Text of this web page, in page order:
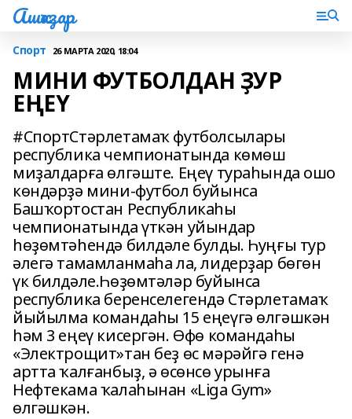
Ашҡаҙар
Спорт 26 МАРТА 2020, 18:04
МИНИ ФУТБОЛДАН ҘУР
ЕҢЕҮ
#СпортСтәрлетамаҡ футболсылары
республика чемпионатында көмөш
миҙалдарға өлгәште. Еңеү тураһында ошо
көндәрҙә мини-футбол буйынса
Башҡортостан Республикаһы
чемпионатында үткән уйындар
һөҙөмтәһендә билдәле булды. Һуңғы тур
әлегә тамамланмаһа ла, лидерҙар бөгөн
үк билдәле.Һөҙөмтәләр буйынса
республика беренселегендә Стәрлетамаҡ
йыйылма командаһы 15 еңеүгә өлгәшкән
һәм 3 еңеү кисергән. Өфө командаһы
«Электрощит»тан беҙ өс мәрәйгә генә
артта ҡалғанбыҙ, ә өсөнсө урынға
Нефтекама ҡалаһынан «Liga Gym»
өлгәшкән.